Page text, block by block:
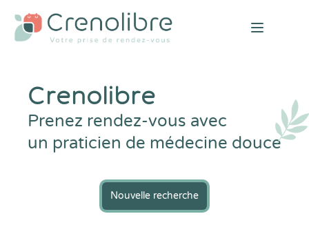
Open
Crenolibre
Prenez rendez-vous avec
un praticien de médecine douce
Nouvelle recherche